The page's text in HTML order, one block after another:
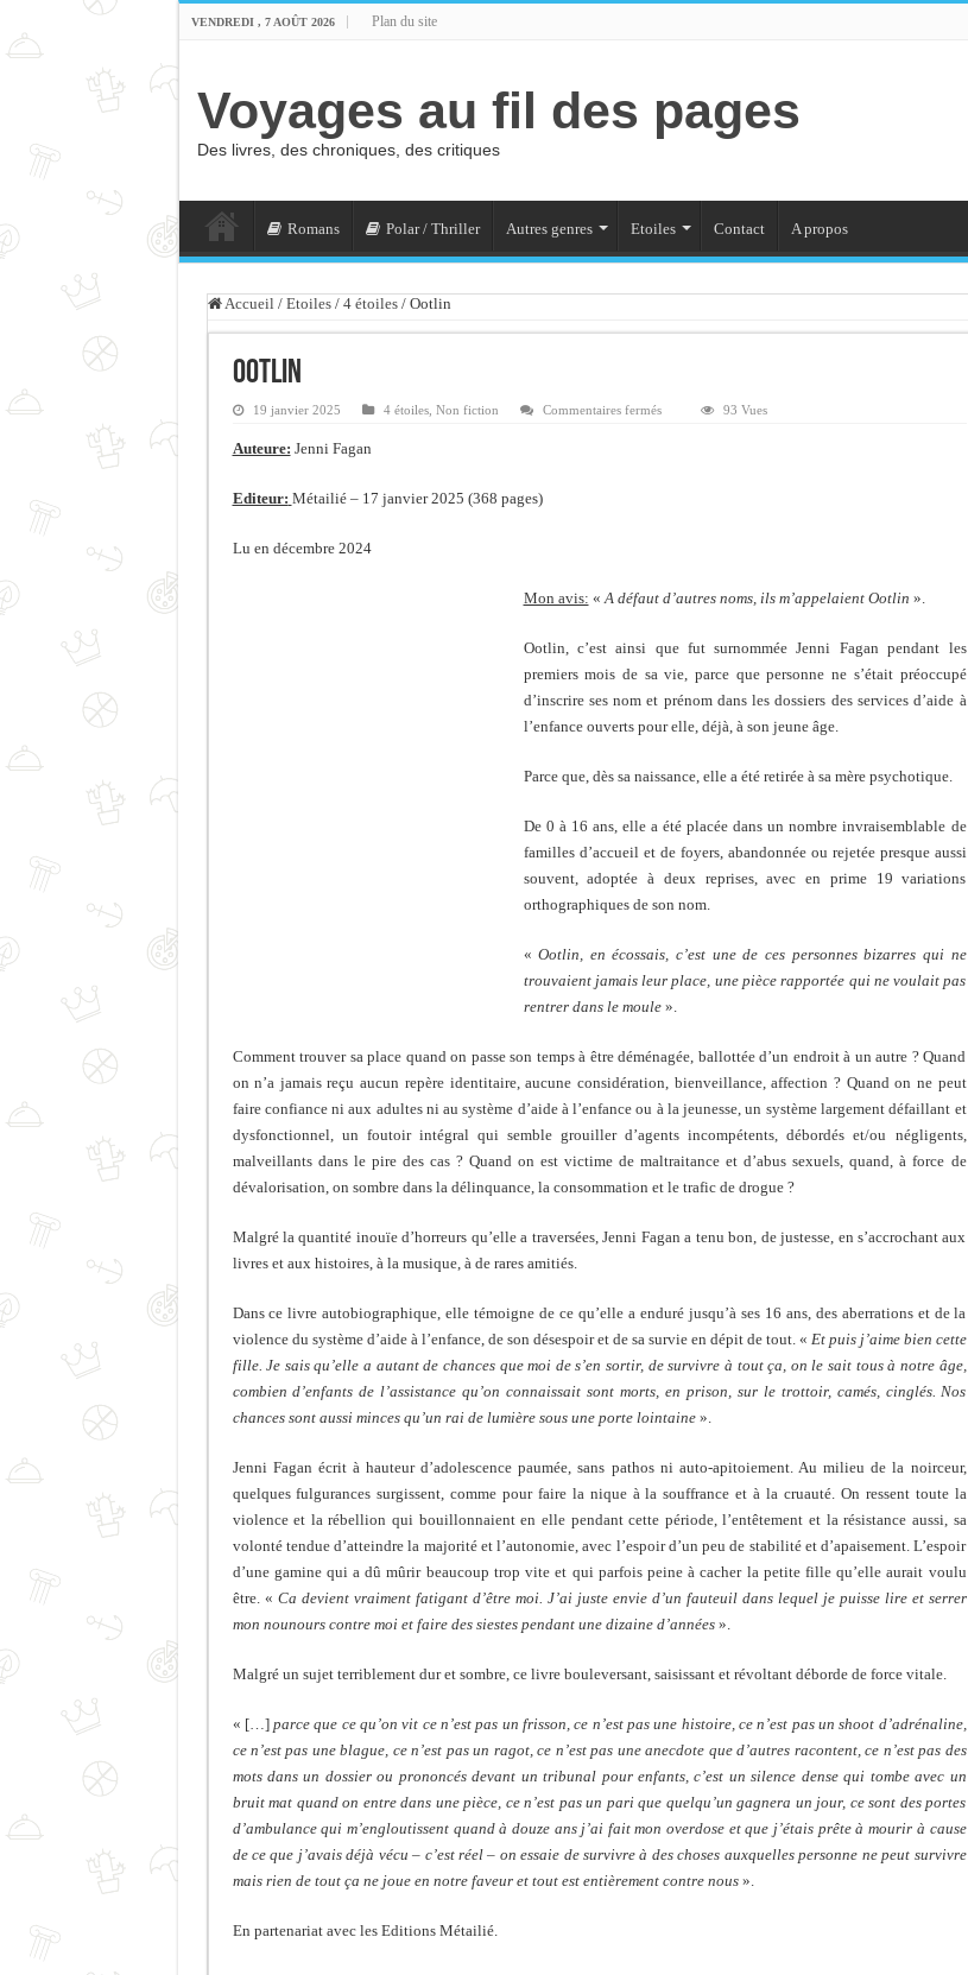
VENDREDI , 7 AOÛT 2026 Plan du site
Voyages au fil des pages
Des livres, des chroniques, des critiques
Romans Polar / Thriller Autres genres Etoiles Contact A propos
Accueil / Etoiles / 4 étoiles / Ootlin
Ootlin
19 janvier 2025 4 étoiles, Non fiction Commentaires ferméssur
93 Vues
Auteure: Jenni Fagan
Editeur: Métailié – 17 janvier 2025 (368 pages)
Lu en décembre 2024
Mon avis: «A défaut d’autres noms, ils m’appelaient Ootlin ».
Ootlin, c’est ainsi que fut surnommée Jenni Fagan pendant les
premiers mois de sa vie, parce que personne ne s’était préoccupé
d’inscrire ses nom et prénom dans les dossiers des services d’aide à
l’enfance ouverts pour elle, déjà, à son jeune âge.
Parce que, dès sa naissance, elle a été retirée à sa mère psychotique.
De 0 à 16 ans, elle a été placée dans un nombre invraisemblable de
familles d’accueil et de foyers, abandonnée ou rejetée presque aussi
souvent, adoptée à deux reprises, avec en prime 19 variations
orthographiques de son nom.
«Ootlin, en écossais, c’est une de ces personnes bizarres qui ne
trouvaient jamais leur place, une pièce rapportée qui ne voulait pas
rentrer dans le moule ».
Comment trouver sa place quand on passe son temps à être déménagée, ballottée d’un endroit à un autre ? Quand
on n’a jamais reçu aucun repère identitaire, aucune considération, bienveillance, affection ? Quand on ne peut
faire confiance ni aux adultes ni au système d’aide à l’enfance ou à la jeunesse, un système largement défaillant et
dysfonctionnel, un foutoir intégral qui semble grouiller d’agents incompétents, débordés et/ou négligents,
malveillants dans le pire des cas ? Quand on est victime de maltraitance et d’abus sexuels, quand, à force de
dévalorisation, on sombre dans la délinquance, la consommation et le trafic de drogue ?
Malgré la quantité inouïe d’horreurs qu’elle a traversées, Jenni Fagan a tenu bon, de justesse, en s’accrochant aux
livres et aux histoires, à la musique, à de rares amitiés.
Dans ce livre autobiographique, elle témoigne de ce qu’elle a enduré jusqu’à ses 16 ans, des aberrations et de la
violence du système d’aide à l’enfance, de son désespoir et de sa survie en dépit de tout. « Et puis j’aime bien cette
fille. Je sais qu’elle a autant de chances que moi de s’en sortir, de survivre à tout ça, on le sait tous à notre âge,
combien d’enfants de l’assistance qu’on connaissait sont morts, en prison, sur le trottoir, camés, cinglés. Nos
chances sont aussi minces qu’un rai de lumière sous une porte lointaine».
Jenni Fagan écrit à hauteur d’adolescence paumée, sans pathos ni auto-apitoiement. Au milieu de la noirceur,
quelques fulgurances surgissent, comme pour faire la nique à la souffrance et à la cruauté. On ressent toute la
violence et la rébellion qui bouillonnaient en elle pendant cette période, l’entêtement et la résistance aussi, sa
volonté tendue d’atteindre la majorité et l’autonomie, avec l’espoir d’un peu de stabilité et d’apaisement. L’espoir
d’une gamine qui a dû mûrir beaucoup trop vite et qui parfois peine à cacher la petite fille qu’elle aurait voulu
être. « Ca devient vraiment fatigant d’être moi. J’ai juste envie d’un fauteuil dans lequel je puisse lire et serrer
mon nounours contre moi et faire des siestes pendant une dizaine d’années ».
Malgré un sujet terriblement dur et sombre, ce livre bouleversant, saisissant et révoltant déborde de force vitale.
« […]parce que ce qu’on vit ce n’est pas un frisson, ce n’est pas une histoire, ce n’est pas un shoot d’adrénaline,
ce n’est pas une blague, ce n’est pas un ragot, ce n’est pas une anecdote que d’autres racontent, ce n’est pas des
mots dans un dossier ou prononcés devant un tribunal pour enfants, c’est un silence dense qui tombe avec un
bruit mat quand on entre dans une pièce, ce n’est pas un pari que quelqu’un gagnera un jour, ce sont des portes
d’ambulance qui m’engloutissent quand à douze ans j’ai fait mon overdose et que j’étais prête à mourir à cause
de ce que j’avais déjà vécu – c’est réel – on essaie de survivre à des choses auxquelles personne ne peut survivre
mais rien de tout ça ne joue en notre faveur et tout est entièrement contre nous ».
En partenariat avec les Editions Métailié.